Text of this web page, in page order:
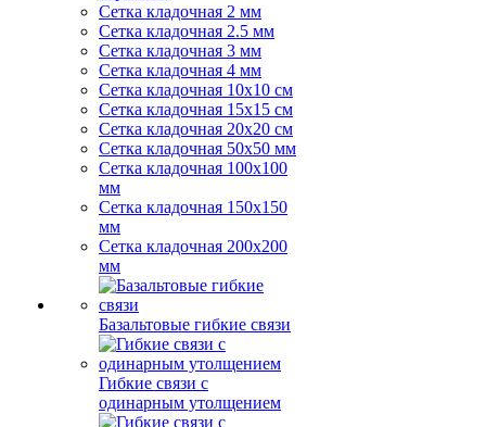
Сетка кладочная 2 мм
Сетка кладочная 2.5 мм
Сетка кладочная 3 мм
Сетка кладочная 4 мм
Сетка кладочная 10x10 см
Сетка кладочная 15x15 см
Сетка кладочная 20x20 см
Сетка кладочная 50x50 мм
Сетка кладочная 100x100
мм
Сетка кладочная 150x150
мм
Сетка кладочная 200x200
мм
Базальтовые гибкие связи
Гибкие связи с
одинарным утолщением